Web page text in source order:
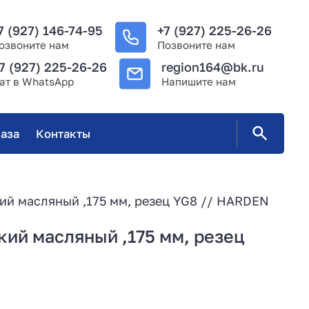
(927) 146-74-95
нам
+7 (927) 225-26-26
Позвоните нам
(927) 225-26-26
в WhatsApp
region164@bk.ru
Напишите нам
Контакты
масляный ,175 мм, резец YG8 // HARDEN
масляный ,175 мм, резец